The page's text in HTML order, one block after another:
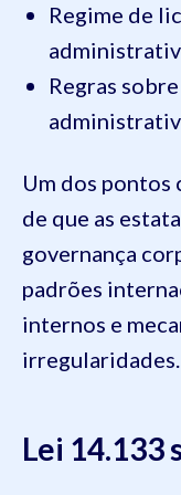
Regime de
Regras
Um dos pontos
de que as
governança
padrões
internos e
irregularidades.
Lei 14.133